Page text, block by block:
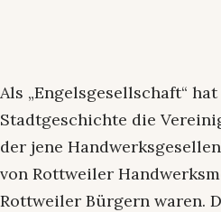
Als „Engelsgesellschaft“
Stadtgeschichte die
der jene
von Rottweiler
Rottweiler Bürgern waren.